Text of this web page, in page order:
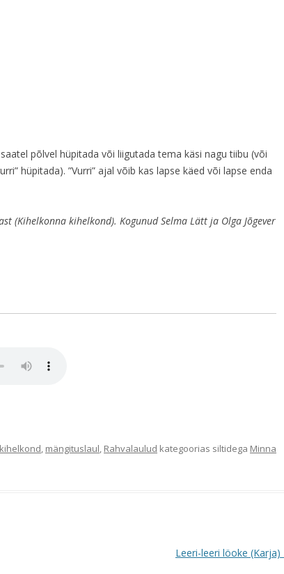
põlvel hüpitada või liigutada tema käsi nagu tiibu (või
hüpitada). ”Vurri” ajal võib kas lapse käed või lapse enda
(Kihelkonna kihelkond). Kogunud Selma Lätt ja Olga Jõgever
, mängituslaul, Rahvalaulud kategoorias siltidega Minna
Leeri-leeri löoke (Karja)